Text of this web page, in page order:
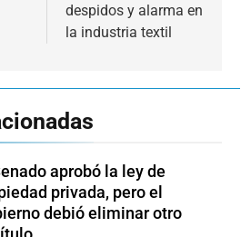
despidos y alarma en
la industria textil
aprobó la ley de
privada, pero el
debió eliminar otro